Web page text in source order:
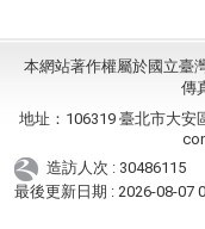
本網站著作權屬於國立臺
傳
地址：106319 臺北市大安
造訪人次 : 30486115
最後更新日期 : 2026-08-07